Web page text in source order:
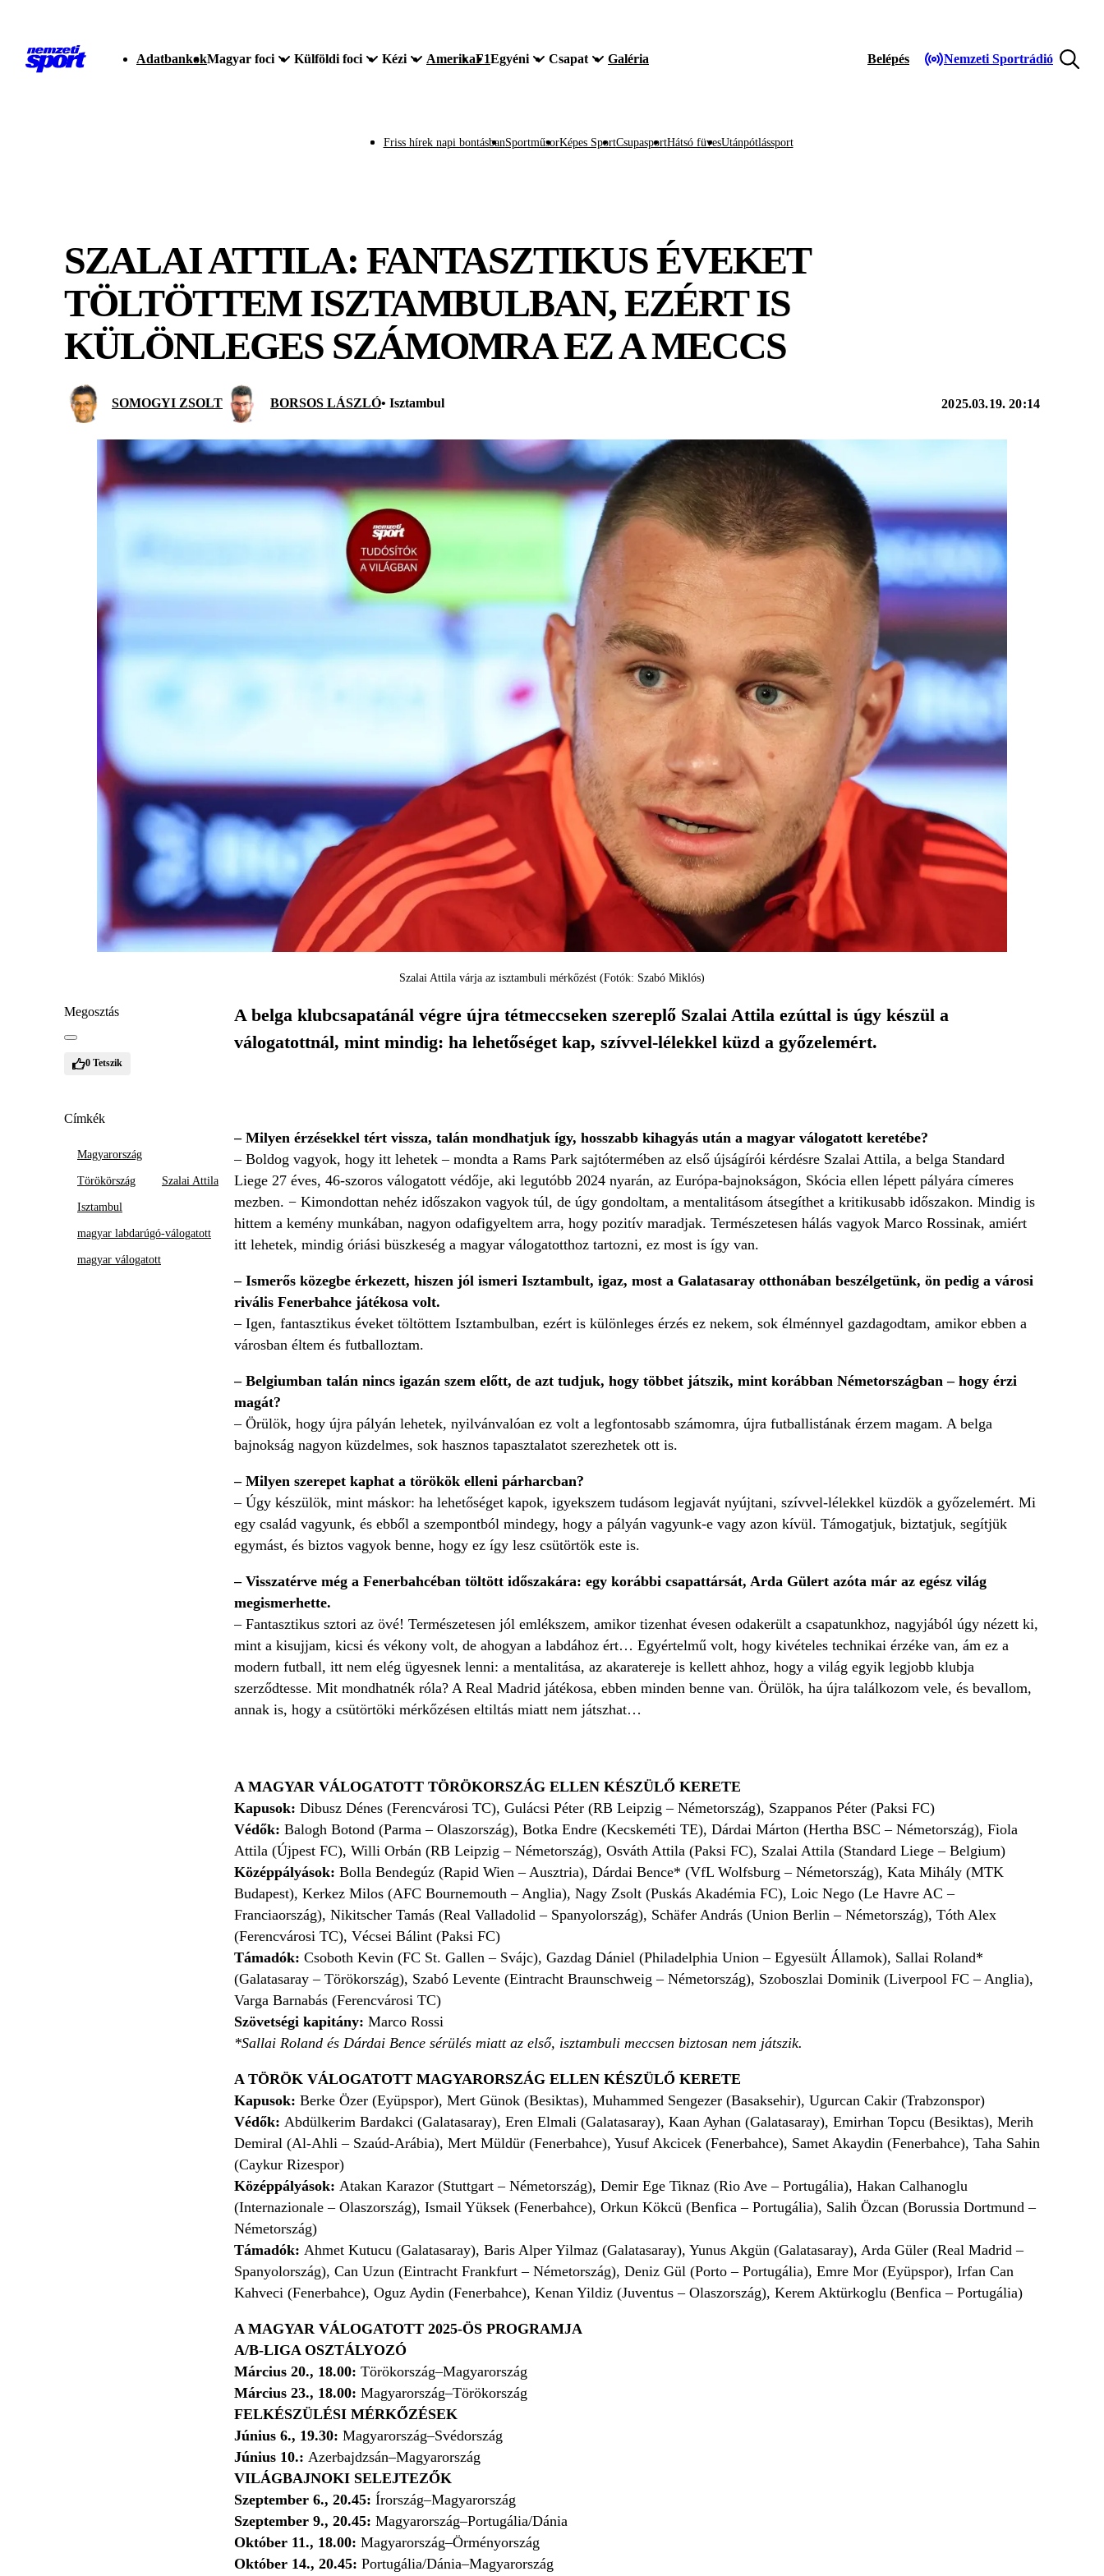
AdatbankokMagyar foci Külföldi foci Kézi AmerikaF1Egyéni Csapat Galéria Belépés Nemzeti Sportrádió
Friss hírek napi bontásbanSportműsorKépes SportCsupasportHátsó füvesUtánpótlássport
SZALAI ATTILA: FANTASZTIKUS ÉVEKET
TÖLTÖTTEM ISZTAMBULBAN, EZÉRT IS
KÜLÖNLEGES SZÁMOMRA EZ A MECCS
SOMOGYI ZSOLT BORSOS LÁSZLÓ• Isztambul 2025.03.19. 20:14
Szalai Attila várja az isztambuli mérkőzést (Fotók: Szabó Miklós)
Megosztás
0 Tetszik
Címkék
Magyarország
Törökörszág Szalai Attila
Isztambul
magyar labdarúgó-válogatott
magyar válogatott
A belga klubcsapatánál végre újra tétmeccseken szereplő Szalai Attila ezúttal is úgy készül a
válogatottnál, mint mindig: ha lehetőséget kap, szívvel-lélekkel küzd a győzelemért.
– Milyen érzésekkel tért vissza, talán mondhatjuk így, hosszabb kihagyás után a magyar válogatott keretébe?
– Boldog vagyok, hogy itt lehetek – mondta a Rams Park sajtótermében az első újságírói kérdésre Szalai Attila, a belga Standard
Liege 27 éves, 46-szoros válogatott védője, aki legutóbb 2024 nyarán, az Európa-bajnokságon, Skócia ellen lépett pályára címeres
mezben. − Kimondottan nehéz időszakon vagyok túl, de úgy gondoltam, a mentalitásom átsegíthet a kritikusabb időszakon. Mindig is
hittem a kemény munkában, nagyon odafigyeltem arra, hogy pozitív maradjak. Természetesen hálás vagyok Marco Rossinak, amiért
itt lehetek, mindig óriási büszkeség a magyar válogatotthoz tartozni, ez most is így van.
– Ismerős közegbe érkezett, hiszen jól ismeri Isztambult, igaz, most a Galatasaray otthonában beszélgetünk, ön pedig a városi
rivális Fenerbahce játékosa volt.
– Igen, fantasztikus éveket töltöttem Isztambulban, ezért is különleges érzés ez nekem, sok élménnyel gazdagodtam, amikor ebben a
városban éltem és futballoztam.
– Belgiumban talán nincs igazán szem előtt, de azt tudjuk, hogy többet játszik, mint korábban Németországban – hogy érzi
magát?
– Örülök, hogy újra pályán lehetek, nyilvánvalóan ez volt a legfontosabb számomra, újra futballistának érzem magam. A belga
bajnokság nagyon küzdelmes, sok hasznos tapasztalatot szerezhetek ott is.
– Milyen szerepet kaphat a törökök elleni párharcban?
– Úgy készülök, mint máskor: ha lehetőséget kapok, igyekszem tudásom legjavát nyújtani, szívvel-lélekkel küzdök a győzelemért. Mi
egy család vagyunk, és ebből a szempontból mindegy, hogy a pályán vagyunk-e vagy azon kívül. Támogatjuk, biztatjuk, segítjük
egymást, és biztos vagyok benne, hogy ez így lesz csütörtök este is.
– Visszatérve még a Fenerbahcéban töltött időszakára: egy korábbi csapattársát, Arda Gülert azóta már az egész világ
megismerhette.
– Fantasztikus sztori az övé! Természetesen jól emlékszem, amikor tizenhat évesen odakerült a csapatunkhoz, nagyjából úgy nézett ki,
mint a kisujjam, kicsi és vékony volt, de ahogyan a labdához ért… Egyértelmű volt, hogy kivételes technikai érzéke van, ám ez a
modern futball, itt nem elég ügyesnek lenni: a mentalitása, az akaratereje is kellett ahhoz, hogy a világ egyik legjobb klubja
szerződtesse. Mit mondhatnék róla? A Real Madrid játékosa, ebben minden benne van. Örülök, ha újra találkozom vele, és bevallom,
annak is, hogy a csütörtöki mérkőzésen eltiltás miatt nem játszhat…
A MAGYAR VÁLOGATOTT TÖRÖKORSZÁG ELLEN KÉSZÜLŐ KERETE
Kapusok: Dibusz Dénes (Ferencvárosi TC), Gulácsi Péter (RB Leipzig – Németország), Szappanos Péter (Paksi FC)
Védők: Balogh Botond (Parma – Olaszország), Botka Endre (Kecskeméti TE), Dárdai Márton (Hertha BSC – Németország), Fiola
Attila (Újpest FC), Willi Orbán (RB Leipzig – Németország), Osváth Attila (Paksi FC), Szalai Attila (Standard Liege – Belgium)
Középpályások: Bolla Bendegúz (Rapid Wien – Ausztria), Dárdai Bence* (VfL Wolfsburg – Németország), Kata Mihály (MTK
Budapest), Kerkez Milos (AFC Bournemouth – Anglia), Nagy Zsolt (Puskás Akadémia FC), Loic Nego (Le Havre AC –
Franciaország), Nikitscher Tamás (Real Valladolid – Spanyolország), Schäfer András (Union Berlin – Németország), Tóth Alex
(Ferencvárosi TC), Vécsei Bálint (Paksi FC)
Támadók: Csoboth Kevin (FC St. Gallen – Svájc), Gazdag Dániel (Philadelphia Union – Egyesült Államok), Sallai Roland*
(Galatasaray – Törökország), Szabó Levente (Eintracht Braunschweig – Németország), Szoboszlai Dominik (Liverpool FC – Anglia),
Varga Barnabás (Ferencvárosi TC)
Szövetségi kapitány: Marco Rossi
*Sallai Roland és Dárdai Bence sérülés miatt az első, isztambuli meccsen biztosan nem játszik.
A TÖRÖK VÁLOGATOTT MAGYARORSZÁG ELLEN KÉSZÜLŐ KERETE
Kapusok: Berke Özer (Eyüpspor), Mert Günok (Besiktas), Muhammed Sengezer (Basaksehir), Ugurcan Cakir (Trabzonspor)
Védők: Abdülkerim Bardakci (Galatasaray), Eren Elmali (Galatasaray), Kaan Ayhan (Galatasaray), Emirhan Topcu (Besiktas), Merih
Demiral (Al-Ahli – Szaúd-Arábia), Mert Müldür (Fenerbahce), Yusuf Akcicek (Fenerbahce), Samet Akaydin (Fenerbahce), Taha Sahin
(Caykur Rizespor)
Középpályások: Atakan Karazor (Stuttgart – Németország), Demir Ege Tiknaz (Rio Ave – Portugália), Hakan Calhanoglu
(Internazionale – Olaszország), Ismail Yüksek (Fenerbahce), Orkun Kökcü (Benfica – Portugália), Salih Özcan (Borussia Dortmund –
Németország)
Támadók: Ahmet Kutucu (Galatasaray), Baris Alper Yilmaz (Galatasaray), Yunus Akgün (Galatasaray), Arda Güler (Real Madrid –
Spanyolország), Can Uzun (Eintracht Frankfurt – Németország), Deniz Gül (Porto – Portugália), Emre Mor (Eyüpspor), Irfan Can
Kahveci (Fenerbahce), Oguz Aydin (Fenerbahce), Kenan Yildiz (Juventus – Olaszország), Kerem Aktürkoglu (Benfica – Portugália)
A MAGYAR VÁLOGATOTT 2025-ÖS PROGRAMJA
A/B-LIGA OSZTÁLYOZÓ
Március 20., 18.00: Törökország–Magyarország
Március 23., 18.00: Magyarország–Törökország
FELKÉSZÜLÉSI MÉRKŐZÉSEK
Június 6., 19.30: Magyarország–Svédország
Június 10.: Azerbajdzsán–Magyarország
VILÁGBAJNOKI SELEJTEZŐK
Szeptember 6., 20.45: Írország–Magyarország
Szeptember 9., 20.45: Magyarország–Portugália/Dánia
Október 11., 18.00: Magyarország–Örményország
Október 14., 20.45: Portugália/Dánia–Magyarország